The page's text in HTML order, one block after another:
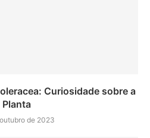
Curiosidade sobre a
Planta
de 2023